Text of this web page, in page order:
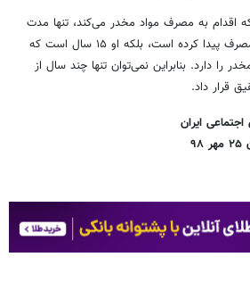
فرد ۱۵ ساله‌ای که اقدام به مصرف مواد مخدر می‌کند، تنها مدت
کوتاهی نیست که گرایش به مصرف پیدا کرده است، بلکه او ۱۵ سال است که
را دارد. بنابراین نمی‌توان تنها چند سال از
قرار داد.
ایران